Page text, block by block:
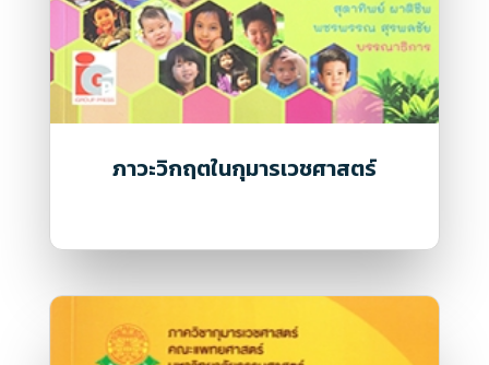
ภาวะวิกฤตในกุมารเวชศาสตร์